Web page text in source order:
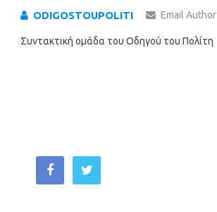
ODIGOSTOUPOLITI Email Author
Συντακτική ομάδα του Οδηγού του Πολίτη